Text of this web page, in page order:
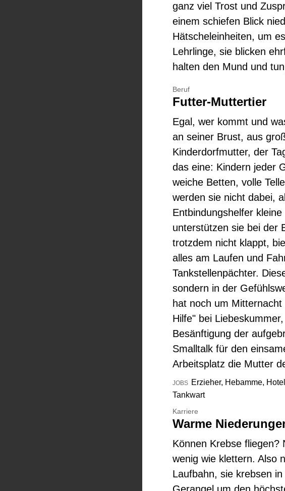
ganz viel Trost und
einem schiefen Blick
Hätscheleinheiten, um
Lehrlinge, sie blicken
halten den Mund und
Beruf
Futter-Muttertier
Egal, wer kommt und
an seiner Brust, aus
Kinderdorfmutter, der
das eine: Kindern jeder
weiche Betten, volle
werden sie nicht dabei,
Entbindungshelfer
unterstützen sie bei der
trotzdem nicht klappt,
alles am Laufen und
Tankstellenpächter.
sondern in der
hat noch um
Hilfe" bei
Besänftigung der
Smalltalk für den
Arbeitsplatz die Mutter
JOBS Erzieher, Hebamme,
Tankwart
Karriere
Warme
Können Krebse fliegen?
wenig wie klettern. Also
Laufbahn, sie krebsen